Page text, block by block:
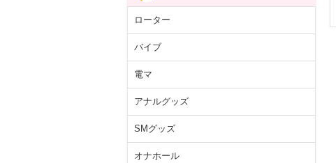
ローター
バイブ
電マ
アナルグッズ
SMグッズ
オナホール